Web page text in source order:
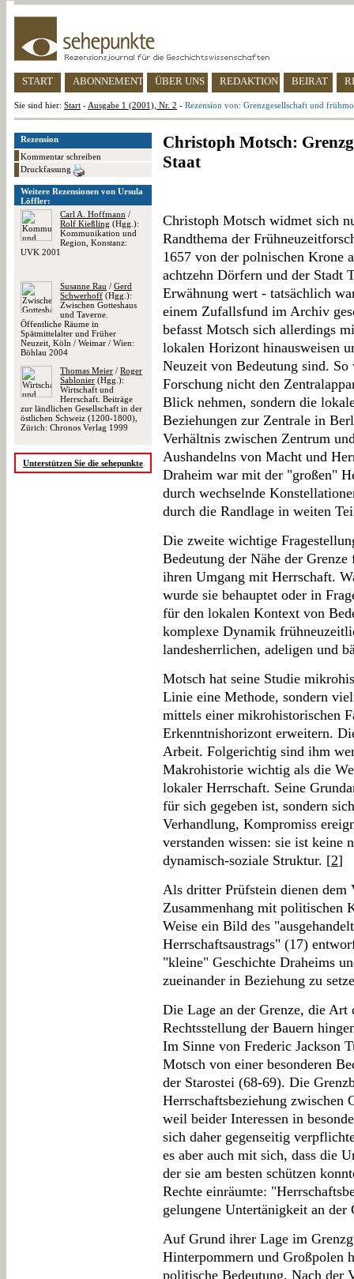
START ABONNEMENT ÜBER UNS REDAKTION BEIRAT
Sie sind hier: Start - Ausgabe 1 (2001), Nr. 2 - Rezension von: Grenzgesellschaft und
Rezension
Kommentar schreiben
Druckfassung
Weitere Rezensionen von Ursula
Löffler:
Carl A. Hoffmann /
Rolf Kießling (Hgg.):
Kommunikation und
Region, Konstanz:
UVK 2001
Susanne Rau / Gerd
Schwerhoff (Hgg.):
Zwischen Gotteshaus
und Taverne.
Öffentliche Räume in
Spätmittelalter und Früher
Neuzeit, Köln / Weimar / Wien:
Böhlau 2004
Thomas Meier / Roger
Sablonier (Hgg.):
Wirtschaft und
Herrschaft. Beiträge
zur ländlichen Gesellschaft in der
östlichen Schweiz (1200-1800),
Zürich: Chronos Verlag 1999
Unterstützen Sie die sehepunkte
Christoph Motsch:
Staat
Christoph Motsch widmet sich
Randthema der
1657 von der polnischen Krone
achtzehn Dörfern und der Stadt
Erwähnung wert - tatsächlich
einem Zufallsfund im Archiv
befasst Motsch sich allerdings
lokalen Horizont hinausweisen
Neuzeit von Bedeutung sind.
Forschung nicht den
Blick nehmen, sondern die
Beziehungen zur Zentrale in
Verhältnis zwischen Zentrum
Aushandelns von Macht und
Draheim war mit der "großen"
durch wechselnde
durch die Randlage in weiten
Die zweite wichtige
Bedeutung der Nähe der
ihren Umgang mit Herrschaft.
wurde sie behauptet oder in
für den lokalen Kontext von
komplexe Dynamik
landesherrlichen, adeligen und
Motsch hat seine Studie
Linie eine Methode, sondern
mittels einer mikrohistorischen
Erkenntnishorizont erweitern.
Arbeit. Folgerichtig sind ihm
Makrohistorie wichtig als die
lokaler Herrschaft. Seine
für sich gegeben ist, sondern
Verhandlung, Kompromiss
verstanden wissen: sie ist keine
dynamisch-soziale Struktur. [2]
Als dritter Prüfstein dienen dem
Zusammenhang mit politischen
Weise ein Bild des
Herrschaftsaustrags" (17)
"kleine" Geschichte Draheims
zueinander in Beziehung zu
Die Lage an der Grenze, die Art
Rechtsstellung der Bauern
Im Sinne von Frederic Jackson
Motsch von einer besonderen
der Starostei (68-69). Die
Herrschaftsbeziehung zwischen
weil beider Interessen in
sich daher gegenseitig
es aber auch mit sich, dass die
der sie am besten schützen
Rechte einräumte:
gelungene Untertänigkeit an der
Auf Grund ihrer Lage im
Hinterpommern und Großpolen
politische Bedeutung. Nach der